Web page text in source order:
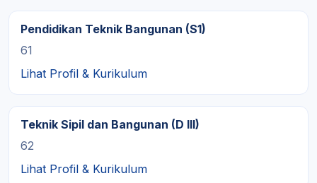
Pendidikan Teknik Bangunan (S1)
61
Lihat Profil & Kurikulum
Teknik Sipil dan Bangunan (D III)
62
Lihat Profil & Kurikulum